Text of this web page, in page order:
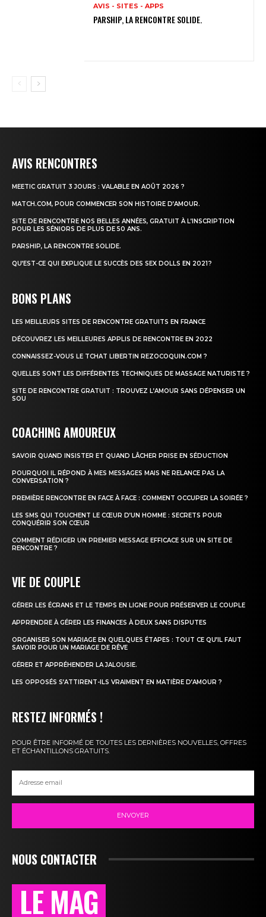
AVIS - SITES - APPS
PARSHIP, LA RENCONTRE SOLIDE.
AVIS RENCONTRES
MEETIC GRATUIT 3 JOURS : VALABLE EN AOÛT 2026 ?
MATCH.COM, POUR COMMENCER SON HISTOIRE D’AMOUR.
SITE DE RENCONTRE NOS BELLES ANNÉES, GRATUIT À L’INSCRIPTION
POUR LES SÉNIORS DE PLUS DE 50 ANS.
PARSHIP, LA RENCONTRE SOLIDE.
QU’EST-CE QUI EXPLIQUE LE SUCCÈS DES SEX DOLLS EN 2021 ?
BONS PLANS
LES MEILLEURS SITES DE RENCONTRE GRATUITS EN FRANCE
DÉCOUVREZ LES MEILLEURES APPLIS DE RENCONTRE EN 2022
CONNAISSEZ-VOUS LE TCHAT LIBERTIN REZOCOQUIN.COM ?
QUELLES SONT LES DIFFÉRENTES TECHNIQUES DE MASSAGE NATURISTE ?
SITE DE RENCONTRE GRATUIT : TROUVEZ L’AMOUR SANS DÉPENSER UN
SOU
COACHING AMOUREUX
SAVOIR QUAND INSISTER ET QUAND LÂCHER PRISE EN SÉDUCTION
POURQUOI IL RÉPOND À MES MESSAGES MAIS NE RELANCE PAS LA
CONVERSATION ?
PREMIÈRE RENCONTRE EN FACE À FACE : COMMENT OCCUPER LA SOIRÉE ?
LES SMS QUI TOUCHENT LE CŒUR D’UN HOMME : SECRETS POUR
CONQUÉRIR SON CŒUR
COMMENT RÉDIGER UN PREMIER MESSAGE EFFICACE SUR UN SITE DE
RENCONTRE ?
VIE DE COUPLE
GÉRER LES ÉCRANS ET LE TEMPS EN LIGNE POUR PRÉSERVER LE COUPLE
APPRENDRE À GÉRER LES FINANCES À DEUX SANS DISPUTES
ORGANISER SON MARIAGE EN QUELQUES ÉTAPES : TOUT CE QU’IL FAUT
SAVOIR POUR UN MARIAGE DE RÊVE
GÉRER ET APPRÉHENDER LA JALOUSIE.
LES OPPOSÉS S’ATTIRENT-ILS VRAIMENT EN MATIÈRE D’AMOUR ?
RESTEZ INFORMÉS !
POUR ÊTRE INFORMÉ DE TOUTES LES DERNIÈRES NOUVELLES, OFFRES
ET ÉCHANTILLONS GRATUITS.
ENVOYER
NOUS CONTACTER
LE MAG